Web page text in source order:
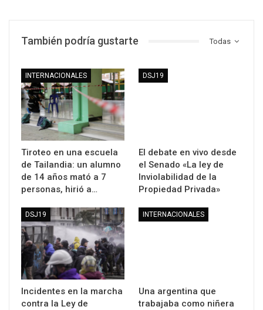
Todas
También podría gustarte
INTERNACIONALES
Tiroteo en una escuela
de Tailandia: un alumno
de 14 años mató a 7
personas, hirió a…
DSJ19
El debate en vivo desde
el Senado «La ley de
Inviolabilidad de la
Propiedad Privada»
DSJ19
Incidentes en la marcha
contra la Ley de
INTERNACIONALES
Una argentina que
trabajaba como niñera